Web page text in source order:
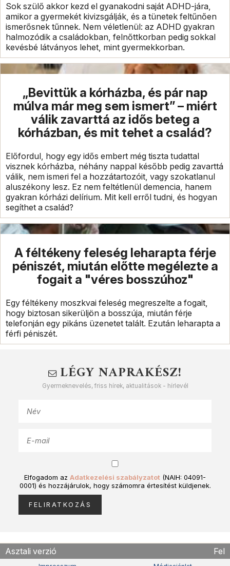
Sok szülő akkor kezd el gyanakodni saját ADHD-jára,
amikor a gyermekét kivizsgálják, és a tünetek feltűnően
ismerősnek tűnnek. Nem véletlenül: az ADHD gyakran
halmozódik a családokban, felnőttkorban pedig sokkal
kevésbé látványos lehet, mint gyermekkorban.
„Bevittük a kórházba, és pár nap
múlva már meg sem ismert” – miért
válik zavarttá az idős beteg a
kórházban, és mit tehet a család?
Előfordul, hogy egy idős embert még tiszta tudattal
visznek kórházba, néhány nappal később pedig zavarttá
válik, nem ismeri fel a hozzátartozóit, vagy szokatlanul
aluszékony lesz. Ez nem feltétlenül demencia, hanem
gyakran kórházi delírium. Mit kell erről tudni, és hogyan
segíthet a család?
A féltékeny feleség leharapta férje
péniszét, miután előtte megélezte a
fogait a "véres bosszúhoz"
Egy féltékeny moszkvai feleség megreszelte a fogait,
hogy biztosan sikerüljön a bosszúja, miután férje
telefonján egy pikáns üzenetet talált. Ezután leharapta a
férfi péniszét.
LÉGY NAPRAKÉSZ!
Gyermeknevelés, friss hírek, aktualitások - hírlevél
Elfogadom az Adatkezelési szabályzatot (NAIH: 04091-
0001) és hozzájárulok, hogy számomra értesítést küldjenek.
Asztali verzió Fel